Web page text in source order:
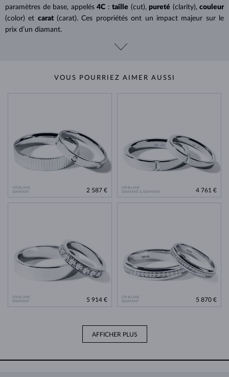
paramètres de base, appelés 4C : taille (cut), pureté (clarity), couleur
(color) et carat (carat). Ces propriétés ont un impact majeur sur le
prix d’un diamant.
VOUS POURRIEZ AIMER AUSSI
OR BLANC
DIAMANT
2 587 €
OR BLANC
DIAMANT & DIAMANT
4 761 €
OR BLANC
DIAMANT
5 914 €
OR BLANC
DIAMANT
5 870 €
AFFICHER PLUS